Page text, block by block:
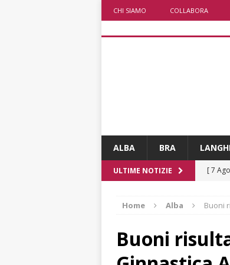
CHI SIAMO COLLABORA
ALBA BRA
ULTIME NOTIZIE [ 7
[ 7
caldo
[ 7
Home Alba Buoni
Buoni